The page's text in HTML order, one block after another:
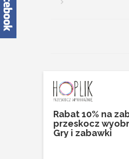
Rabat 10% na
przeskocz
Gry i zabawki